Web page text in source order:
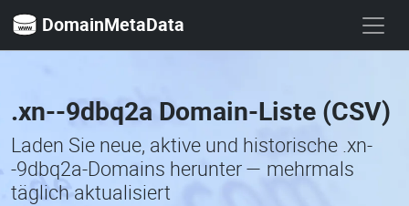
DomainMetaData
.xn--9dbq2a Domain-Liste (CSV)
Laden Sie neue, aktive und historische .xn-
-9dbq2a-Domains herunter — mehrmals
täglich aktualisiert